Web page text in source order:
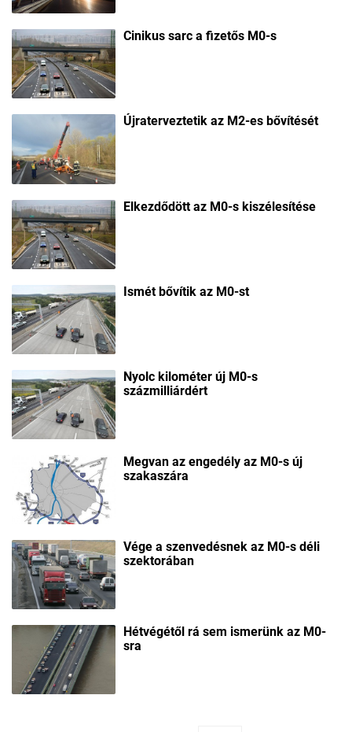
Cinikus sarc a fizetős M0-s
Újraterveztetik az M2-es bővítését
Elkezdődött az M0-s kiszélesítése
Ismét bővítik az M0-st
Nyolc kilométer új M0-s
százmilliárdért
Megvan az engedély az M0-s új
szakaszára
Vége a szenvedésnek az M0-s déli
szektorában
Hétvégétől rá sem ismerünk az M0-
sra